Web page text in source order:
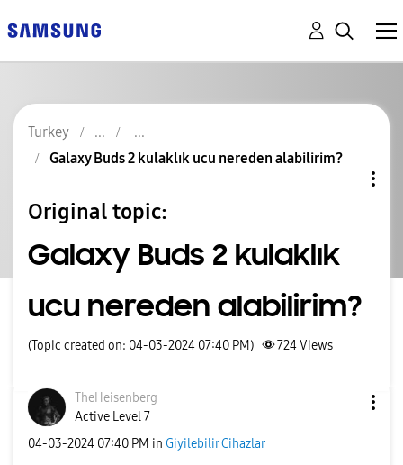
Turkey
Galaxy Buds 2 kulaklık ucu nereden alabilirim?
Original topic:
Galaxy Buds 2 kulaklık
ucu nereden alabilirim?
(Topic created on: 04-03-2024 07:40 PM) 724Views
TheHeisenberg
Active Level 7
‎04-03-2024 07:40 PM in Giyilebilir Cihazlar